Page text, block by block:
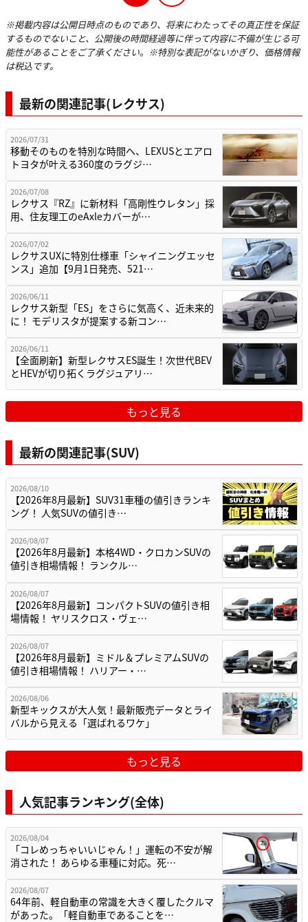
※掲載内容は公開日時点のものであり、将来にわたってその真正性を保証
するものでないこと、公開後の時間経過等に伴って内容に不備が生じる可
能性があることをご了承ください。※特別な表記がないかぎり、価格情報
は税込です。
最新の関連記事(レクサス)
2026/07/31
移動そのものを特別な時間へ、LEXUSとエアロ
トヨタが叶える360度のラグジ…
2026/07/08
レクサス『RZ』に新材料「高剛性ウレタン」採
用、住友理工のeAxleカバーが…
2026/07/02
レクサスUXに特別仕様車「シャイニングエッセ
ンス」追加【9月1日発売、521…
2026/06/11
レクサス新型「ES」をさらに気高く、近未来的
に！ モデリスタが提案する新コン…
2026/06/11
【全面刷新】新型レクサスES誕生！次世代BEV
とHEVが切り拓くラグジュアリ…
もっと見る
最新の関連記事(SUV)
2026/08/10
【2026年8月最新】SUV31車種の値引きランキ
ング！ 人気SUVの値引き…
2026/08/07
【2026年8月最新】本格4WD・クロカンSUVの
値引き相場情報！ ランクル…
2026/08/07
【2026年8月最新】コンパクトSUVの値引き相
場情報！ ヤリスクロス・ヴェ…
2026/08/07
【2026年8月最新】ミドル＆プレミアムSUVの
値引き相場情報！ ハリアー・…
2026/08/06
新型キックスが大人気！最新販売データとライ
バルから見える「選ばれるワケ」
もっと見る
人気記事ランキング(全体)
2026/08/04
「コレめっちゃいいじゃん！」運転の不安が解
消された！ あらゆる車種に対応。死…
2026/08/07
64年前、軽自動車の常識を大きく覆したクルマ
があった。「軽自動車であることを…